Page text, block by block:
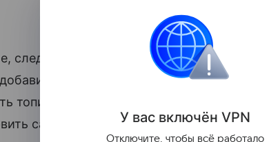
следует заменить вредные ингредиенты
больше яичного белка и меньше
топинамбур, колбасу можно заменить на
самостоятельно из нежирного йогурта,
У вас включён VPN
Отключите, чтобы всё работало